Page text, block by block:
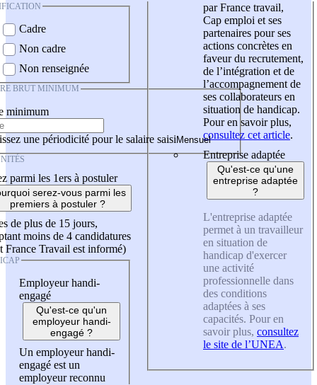
Cadre
Non cadre
Non renseignée
BRUT MINIMUM
minimum
une périodicité pour le salaire saisi
parmi les 1ers à postuler
serez-vous parmi les
premiers à postuler ?
de plus de 15 jours,
moins de 4 candidatures
France Travail est informé)
Employeur handi-
engagé
Qu'est-ce qu'un
employeur handi-
engagé ?
Un employeur handi-
engagé est un
employeur reconnu
par France travail,
Cap emploi et ses
partenaires pour ses
actions concrètes en
faveur du recrutement,
de l’intégration et de
l’accompagnement de
ses collaborateurs en
situation de handicap.
Pour en savoir plus,
consultez cet article.
Entreprise adaptée
Qu'est-ce qu'une
entreprise adaptée
?
L'entreprise adaptée
permet à un travailleur
en situation de
handicap d'exercer
une activité
professionnelle dans
des conditions
adaptées à ses
capacités. Pour en
savoir plus, consultez
le site de l’UNEA.